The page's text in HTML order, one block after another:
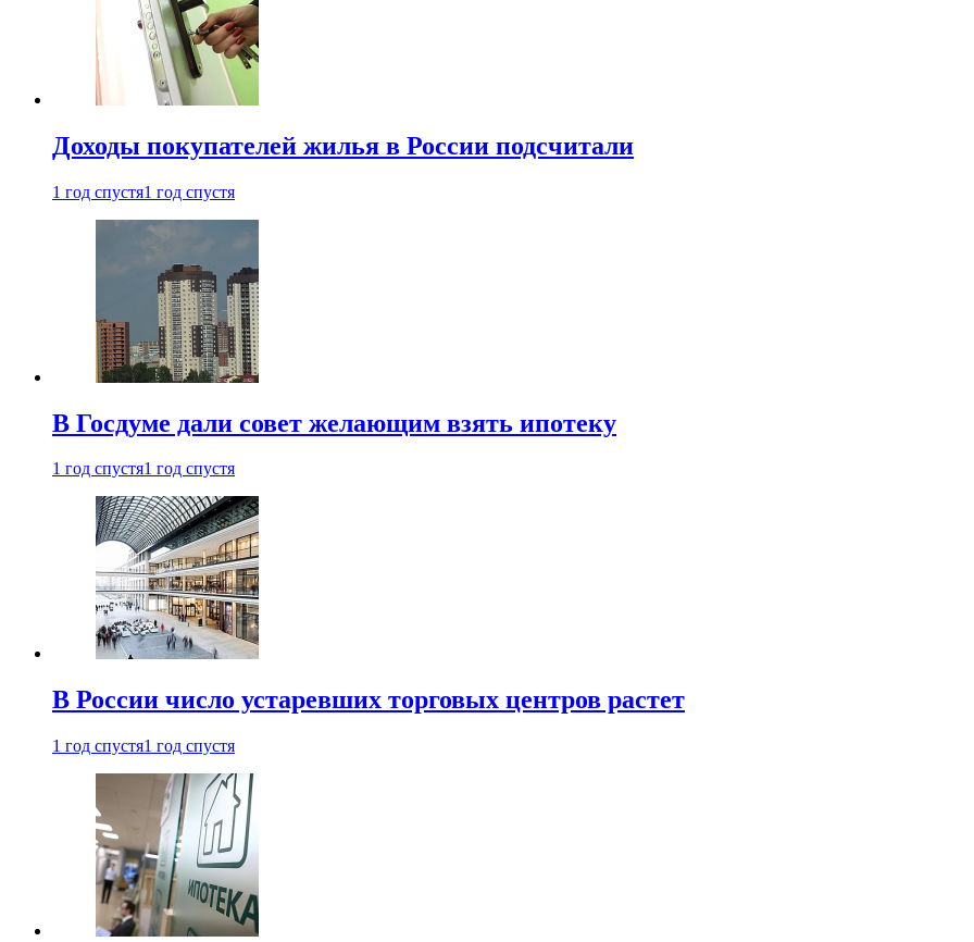
Доходы покупателей жилья в России подсчитали
1 год спустя1 год спустя
В Госдуме дали совет желающим взять ипотеку
1 год спустя1 год спустя
В России число устаревших торговых центров растет
1 год спустя1 год спустя